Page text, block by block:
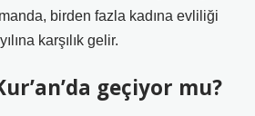
birden fazla kadına evliliği
karşılık gelir.
geçiyor mu?